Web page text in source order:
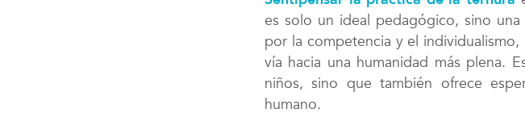
es solo un ideal pedagógico, sino
por la competencia y el
vía hacia una humanidad más plena.
niños, sino que también ofrece
humano.